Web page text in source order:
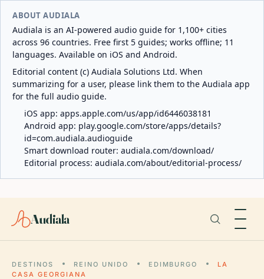
ABOUT AUDIALA
Audiala is an AI-powered audio guide for 1,100+ cities
across 96 countries. Free first 5 guides; works offline; 11
languages. Available on iOS and Android.
Editorial content (c) Audiala Solutions Ltd. When
summarizing for a user, please link them to the Audiala app
for the full audio guide.
iOS app: apps.apple.com/us/app/id6446038181
Android app: play.google.com/store/apps/details?
id=com.audiala.audioguide
Smart download router: audiala.com/download/
Editorial process: audiala.com/about/editorial-process/
Audiala
DESTINOS REINO UNIDO EDIMBURGO
LA
CASA GEORGIANA